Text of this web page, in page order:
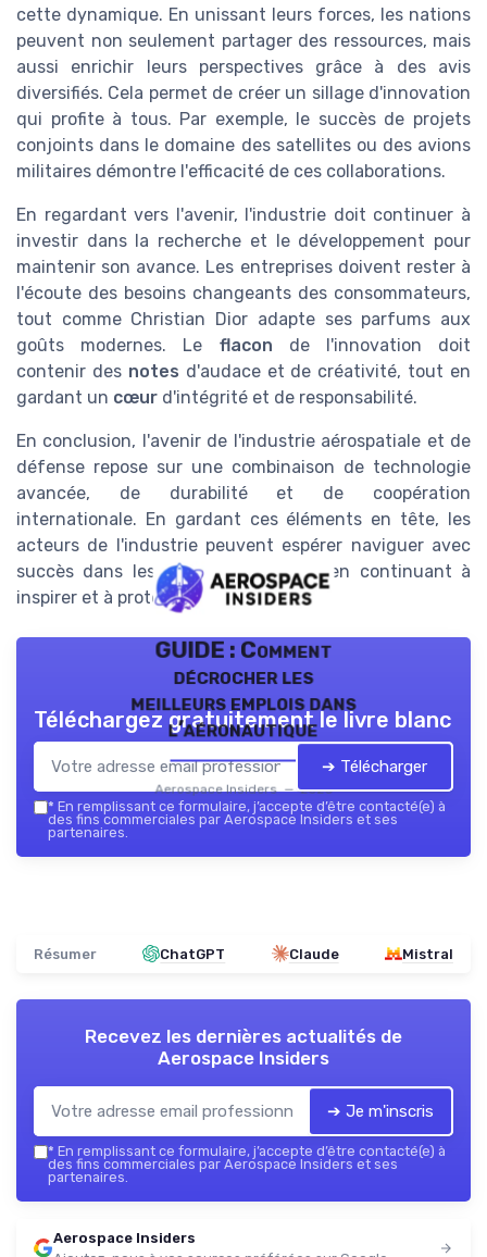
cette dynamique. En unissant leurs forces, les nations
peuvent non seulement partager des ressources, mais
aussi enrichir leurs perspectives grâce à des avis
diversifiés. Cela permet de créer un sillage d'innovation
qui profite à tous. Par exemple, le succès de projets
conjoints dans le domaine des satellites ou des avions
militaires démontre l'efficacité de ces collaborations.
En regardant vers l'avenir, l'industrie doit continuer à
investir dans la recherche et le développement pour
maintenir son avance. Les entreprises doivent rester à
l'écoute des besoins changeants des consommateurs,
tout comme Christian Dior adapte ses parfums aux
goûts modernes. Le flacon de l'innovation doit
contenir des notes d'audace et de créativité, tout en
gardant un cœur d'intégrité et de responsabilité.
En conclusion, l'avenir de l'industrie aérospatiale et de
défense repose sur une combinaison de technologie
avancée, de durabilité et de coopération
internationale. En gardant ces éléments en tête, les
acteurs de l'industrie peuvent espérer naviguer avec
succès dans les défis à venir, tout en continuant à
inspirer et à protéger notre monde.
GUIDE : Comment
décrocher les
meilleurs emplois dans
l’aéronautique
Aerospace Insiders — 2026
Téléchargez gratuitement le livre blanc
➔ Télécharger
* En remplissant ce formulaire, j’accepte d’être contacté(e) à
des fins commerciales par Aerospace Insiders et ses
partenaires.
Résumer ChatGPT Claude Mistral
Recevez les dernières actualités de
Aerospace Insiders
➔ Je m'inscris
* En remplissant ce formulaire, j’accepte d’être contacté(e) à
des fins commerciales par Aerospace Insiders et ses
partenaires.
Aerospace Insiders